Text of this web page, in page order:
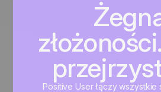
Positive User łączy